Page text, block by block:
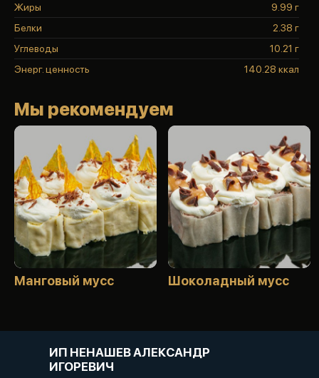
Жиры
9.99 г
Белки
2.38 г
Углеводы
10.21 г
Энерг. ценность
140.28 ккал
Мы рекомендуем
Манговый мусс Шоколадный мусс
ИП НЕНАШЕВ АЛЕКСАНДР
ИГОРЕВИЧ